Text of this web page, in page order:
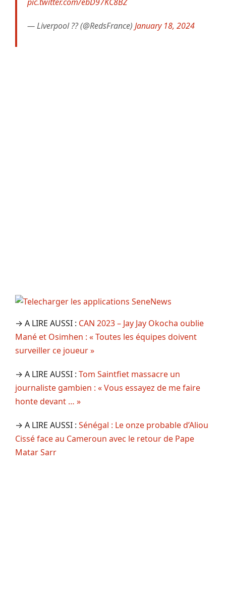
— Liverpool ?? (@RedsFrance) January 18, 2024
→ A LIRE AUSSI : CAN 2023 – Jay Jay Okocha oublie
Mané et Osimhen : « Toutes les équipes doivent
surveiller ce joueur »
→ A LIRE AUSSI : Tom Saintfiet massacre un
journaliste gambien : « Vous essayez de me faire
honte devant … »
→ A LIRE AUSSI : Sénégal : Le onze probable d’Aliou
Cissé face au Cameroun avec le retour de Pape
Matar Sarr